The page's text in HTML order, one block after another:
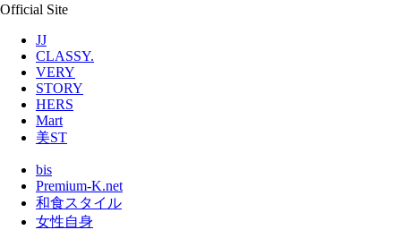
Official Site
JJ
CLASSY.
VERY
STORY
HERS
Mart
美ST
bis
Premium-K.net
和食スタイル
女性自身